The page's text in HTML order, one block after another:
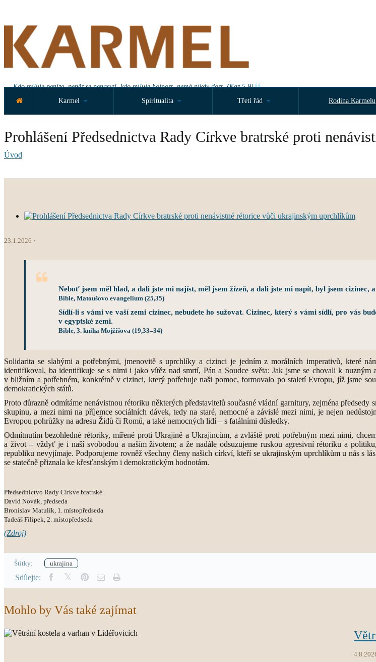
Kdo miluje peníze, peněz se nenasytí, kdo miluje hojnost, nemá nikdy dost. (Kaz 5,9)
Karmel
Spiritualita Třetí řád Rodina Karmelu
Prohlášení Předsednictva Rady Církve bratrské proti
Úvod
23.1.2026
Neboť jsem měl hlad, a dali jste mi najíst, měl jsem žízeň, a dali jste mi napít, byl jsem cizinec,
Bible, Matoušovo evangelium (25,35)
Sídlí-li s vámi ve vaší zemi cizinec, nebudete ho sužovat. Cizinec, který s vámi sídlí, pro vás
v egyptské zemi.
Bible, 3. kniha Mojžíšova (19,33–34)
Solidarita se slabými a potřebnými, jmenovitě s uprchlíky a cizinci je jedním z morálních imperativů, které
identifikoval, ba identifikuje se s nimi i jako vítěz nad smrtí, Pán a Soudce světa: Jak jsme se chovali k
v bližním a potřebném, konkrétně v cizinci, který potřebuje naši pomoc, formovalo po staletí Evropu, jíž jsme
demokratických států.
Proto důrazně odmítáme nenávistnou rétoriku některých představitelů současné vládní garnitury, zejména
skupinu, a mezi nimi na příjemce sociálních dávek, tedy na staré, nemocné a závislé mezi nimi, je nejen
Evropou pohrůžky na adresu Židů či Romů, a také nemocných lidí – s fatálními důsledky.
Odmítnutím bezohledné rétoriky, mířené proti Ukrajině a Ukrajincům, a zvláště proti potřebným mezi nimi,
a život – vždyť je i naší svobodou a naším životem; a že nadále odsuzujeme ruskou agresivní rétoriku a
republiku nevyjímaje. Podporujeme rovněž všechny členy našich církví, kteří se ukrajinským uprchlíkům u nás s
se statečně přiznala ke křesťanským i demokratickým hodnotám.
Předsednictvo Rady Církve bratrské
David Novák, předseda
Bronislav Matulík, 1. místopředseda
Tadeáš Filipek, 2. místopředseda
(Zdroj)
Štítky: ukrajina
Sdílejte:
Mohlo by Vás také zajímat